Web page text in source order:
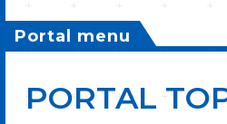
Portal menu
PORTAL